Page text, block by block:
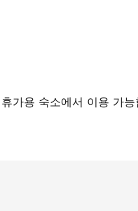
가용 숙소에서 이용 가